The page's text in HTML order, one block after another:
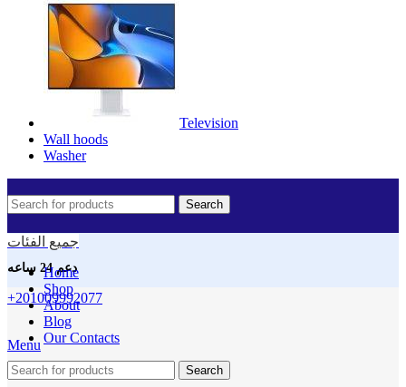
Television
Wall hoods
Washer
Search
دعم 24 ساعه
+201009992077
Menu
جميع الفئات
Home
Shop
About
Blog
Our Contacts
Search
Sold outHot